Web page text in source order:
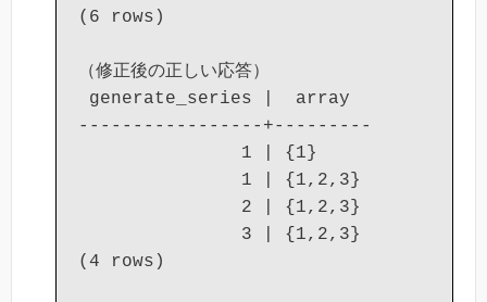
(6 rows)
（修正後の正しい応答）
generate_series |  array
-----------------+---------
               1 | {1}
               1 | {1,2,3}
               2 | {1,2,3}
               3 | {1,2,3}
(4 rows)